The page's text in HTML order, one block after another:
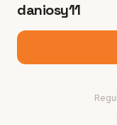
daniosy11